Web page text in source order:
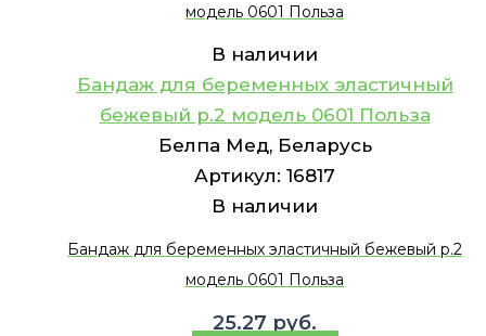
модель 0601 Польза
В наличии
Бандаж для беременных эластичный
бежевый р.2 модель 0601 Польза
Белпа Мед, Беларусь
Артикул: 16817
В наличии
Бандаж для беременных эластичный бежевый р.2
модель 0601 Польза
25.27 руб.